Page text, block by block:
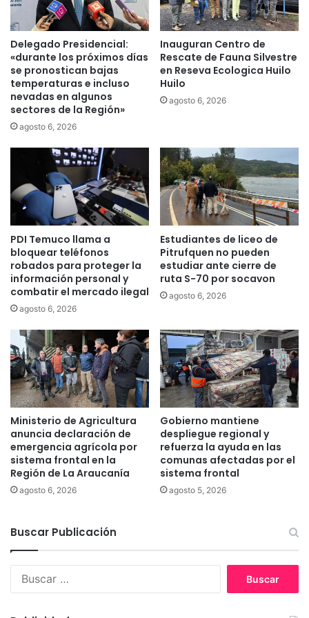
u
a
e
l
a
B
o
o
s
d
e
F
u
n
d
o
E
l
C
a
r
m
a
n
a
s
a
c
a
r
s
d
e
t
o
n
e
a
d
a
s
d
e
b
a
s
u
r
a
d
u
Delegado Presidencial:
«durante los próximos días
se pronostican bajas
temperaturas e incluso
nevadas en algunos
sectores de la Región»
agosto 6, 2026
Inauguran Centro de
Rescate de Fauna Silvestre
en Reseva Ecologica Huilo
Huilo
agosto 6, 2026
PDI Temuco llama a
bloquear teléfonos
robados para proteger la
información personal y
combatir el mercado ilegal
agosto 6, 2026
Estudiantes de liceo de
Pitrufquen no pueden
estudiar ante cierre de
ruta S-70 por socavon
agosto 6, 2026
Ministerio de Agricultura
anuncia declaración de
emergencia agrícola por
sistema frontal en la
Región de La Araucanía
agosto 6, 2026
Gobierno mantiene
despliegue regional y
refuerza la ayuda en las
comunas afectadas por el
sistema frontal
agosto 5, 2026
Buscar Publicación